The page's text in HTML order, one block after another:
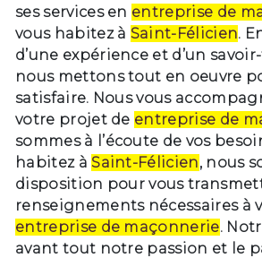
ses services en entreprise de
vous habitez à Saint-Félicien.
d’une expérience et d’un
nous mettons tout en oeuvre
satisfaire. Nous vous
votre projet de entreprise de
sommes à l’écoute de vos
habitez à Saint-Félicien, nous
disposition pour vous
renseignements nécessaires à
entreprise de maçonnerie.
avant tout notre passion et le